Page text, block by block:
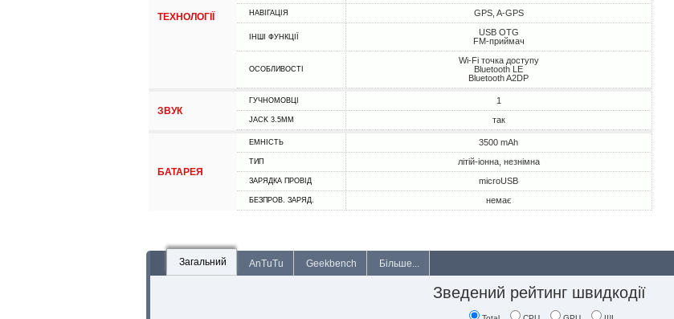
ТЕХНОЛОГІЇ НАВІГАЦІЯ GPS, A-GPS
ІНШІ ФУНКЦІЇ
USB OTG
FM-приймач
ОСОБЛИВОСТІ
Wi-Fi точка доступу
Bluetooth LE
Bluetooth A2DP
ЗВУК
ГУЧНОМОВЦІ 1
JACK 3.5MM так
БАТАРЕЯ
ЕМНІСТЬ 3500 mAh
ТИП літій-іонна, незнімна
ЗАРЯДКА ПРОВІД microUSB
БЕЗПРОВ. ЗАРЯД. немає
Загальний AnTuTu Geekbench Більше...
Зведений рейтинг швидкодії